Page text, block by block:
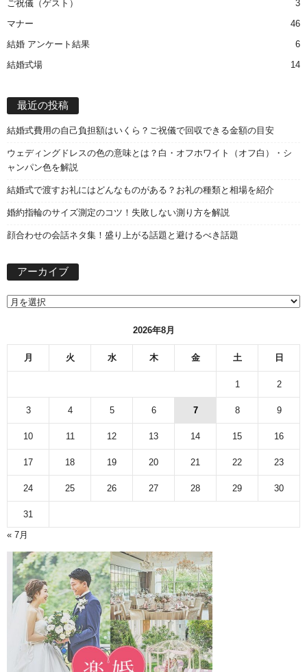
ご祝儀（ゲスト）
3
マナー
46
結婚 アンケート結果
6
結婚式場
14
最近の投稿
結婚式費用の自己負担額はいくら？ご祝儀で回収できる金額の目安
ウェディングドレスの色の意味とは？白・オフホワイト（オフ白）・シ
ャンパン色を解説
結婚式で渡すお礼にはどんなものがある？お礼の種類と相場を紹介
婚約指輪のサイズ測定のコツ！失敗しない測り方を解説
顔合わせの会話ネタ集！盛り上がる話題と避けるべき話題
アーカイブ
2026年8月
月 火 水 木 金 土 日
1 2
3 4 5 6 7 8 9
10 11 12 13 14 15 16
17 18 19 20 21 22 23
24 25 26 27 28 29 30
31
« 7月